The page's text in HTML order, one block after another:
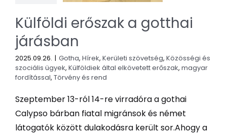
Külföldi erőszak a gotthai
járásban
2025.09.26. | Gotha, Hírek, Kerületi szövetség, Közösségi és
szociális ügyek, Külföldiek által elkövetett erőszak, magyar
fordítással, Törvény és rend
Szeptember 13-ról 14-re virradóra a gothai
Calypso bárban fiatal migránsok és német
látogatók között dulakodásra került sor.Ahogy a